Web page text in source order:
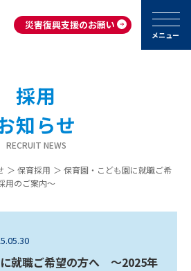
災害復興支援のお願い
メニュー
採用
知らせ
RECRUIT NEWS
＞ 保育採用 ＞ 保育園・こども園に就職ご希
用のご案内～
就職ご希望の方へ ～2025年